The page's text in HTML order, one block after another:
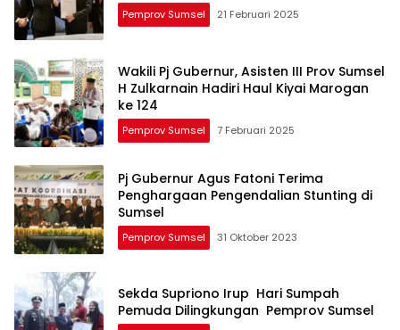
Pemprov Sumsel 21 Februari 2025
Wakili Pj Gubernur, Asisten III Prov Sumsel
H Zulkarnain Hadiri Haul Kiyai Marogan
ke 124
Pemprov Sumsel 7 Februari 2025
Pj Gubernur Agus Fatoni Terima
Penghargaan Pengendalian Stunting di
Sumsel
Pemprov Sumsel 31 Oktober 2023
Sekda Supriono Irup Hari Sumpah
Pemuda Dilingkungan Pemprov Sumsel